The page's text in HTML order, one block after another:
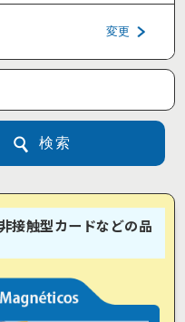
変更
検索
接触型カードなどの品